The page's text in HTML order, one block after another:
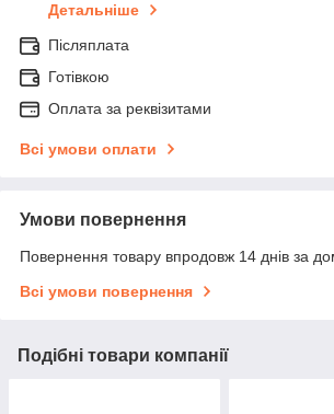
Детальніше
Післяплата
Готівкою
Оплата за реквізитами
Всі умови оплати
Умови повернення
Повернення товару впродовж 14 днів за
Всі умови повернення
Подібні товари компанії